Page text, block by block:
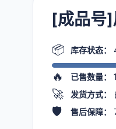
[成品号
📦 库存状态：
🔥 已售数量：
🚀 发货方式：
🛡️ 售后保障：